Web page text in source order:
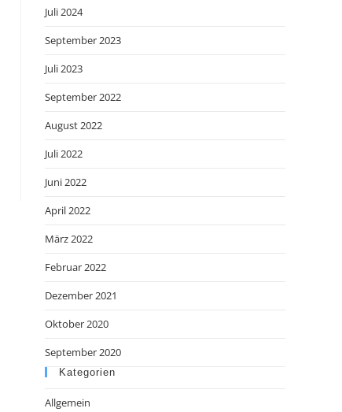
Juli 2024
September 2023
Juli 2023
September 2022
August 2022
Juli 2022
Juni 2022
April 2022
März 2022
Februar 2022
Dezember 2021
Oktober 2020
September 2020
Kategorien
Allgemein